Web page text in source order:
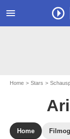
menu
Home Stars
Home